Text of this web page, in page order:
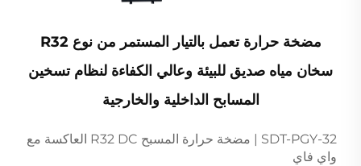
مضخة حرارة تعمل بالتيار المستمر من نوع R32
سخان مياه صديق للبيئة وعالي الكفاءة لنظام تسخين
المسابح الداخلية والخارجية
SDT-PGY-32 | مضخة حرارة المسبح R32 DC العاكسة مع
واي فاي